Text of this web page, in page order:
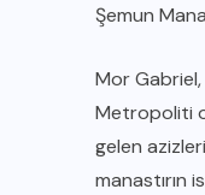
Şemun
Mor
Metropoliti
gelen
manastırın